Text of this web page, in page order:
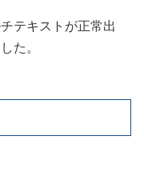
テキストが正常出
た。